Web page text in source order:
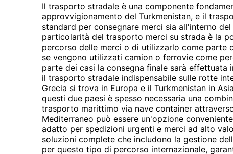
Il trasporto stradale è una componente
approvvigionamento del Turkmenistan, e il
standard per consegnare merci sia all'interno
particolarità del trasporto merci su strada è la
percorso delle merci o di utilizzarlo come parte
se vengono utilizzati camion o ferrovie come
parte dei casi la consegna finale sarà effettuata
il trasporto stradale indispensabile sulle rotte
Grecia si trova in Europa e il Turkmenistan in
questi due paesi è spesso necessaria una
trasporto marittimo via nave container
Mediterraneo può essere un'opzione
adatto per spedizioni urgenti e merci ad alto
soluzioni complete che includono la gestione
per questo tipo di percorso internazionale,